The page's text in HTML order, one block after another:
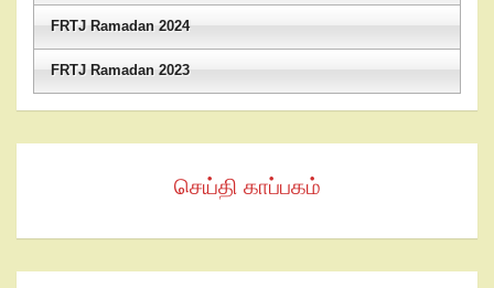
FRTJ Ramadan 2024
FRTJ Ramadan 2023
செய்தி காப்பகம்